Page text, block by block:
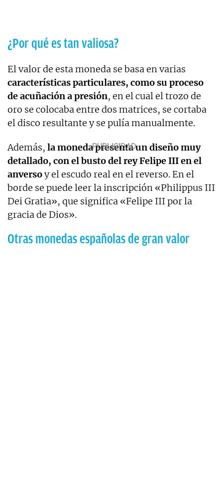
¿Por qué es tan valiosa?
El valor de esta moneda se basa en varias
características particulares, como su proceso
de acuñación a presión, en el cual el trozo de
oro se colocaba entre dos matrices, se cortaba
el disco resultante y se pulía manualmente.
Además, la moneda presenta un diseño muy
detallado, con el busto del rey Felipe III en el
anversoy el escudo real en el reverso. En el
borde se puede leer la inscripción «Philippus III
Dei Gratia», que significa «Felipe III por la
gracia de Dios».
Otras monedas españolas de gran valor